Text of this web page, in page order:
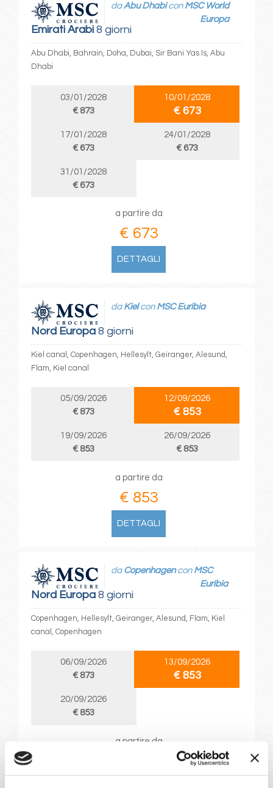
Emirati Arabi8 giorni
daAbu Dhabicon MSC World
Europa
Abu Dhabi, Bahrain, Doha, Dubai, Sir Bani Yas Is, Abu
Dhabi
03/01/2028
€ 873
10/01/2028
€ 673
17/01/2028
€ 673
24/01/2028
€ 673
31/01/2028
€ 673
a partire da
€ 673
DETTAGLI
Nord Europa8 giorni
da Kielcon MSC Euribia
Kiel canal, Copenhagen, Hellesylt, Geiranger, Alesund,
Flam, Kiel canal
05/09/2026
€ 873
12/09/2026
€ 853
19/09/2026
€ 853
26/09/2026
€ 853
a partire da
€ 853
DETTAGLI
Nord Europa8 giorni
da Copenhagencon MSC
Euribia
Copenhagen, Hellesylt, Geiranger, Alesund, Flam, Kiel
canal, Copenhagen
06/09/2026
€ 873
13/09/2026
€ 853
20/09/2026
€ 853
a partire da